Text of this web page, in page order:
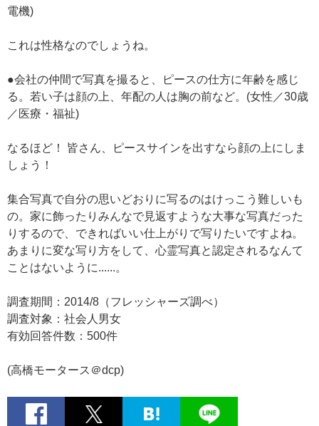
電機)
これは性格なのでしょうね。
●会社の仲間で写真を撮ると、ピースの仕方に年齢を感じ
る。若い子は顔の上、年配の人は胸の前など。(女性／30歳
／医療・福祉)
なるほど！ 皆さん、ピースサインを出すなら顔の上にしま
しょう！
集合写真で自分の思いどおりに写るのはけっこう難しいも
の。家に飾ったりみんなで見返すような大事な写真だった
りするので、できればいい仕上がりで写りたいですよね。
あまりに変な写り方をして、心霊写真と認定されるなんて
ことはないように......。
調査期間：2014/8（フレッシャーズ調べ）
調査対象：社会人男女
有効回答件数：500件
(高橋モータース＠dcp)